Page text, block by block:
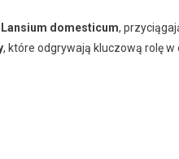
Lansium domesticum,
, które odgrywają kluczową rolę